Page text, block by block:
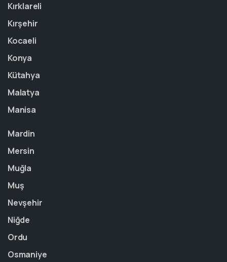
Kırklareli
Kırşehir
Kocaeli
Konya
Kütahya
Malatya
Manisa
Mardin
Mersin
Muğla
Muş
Nevşehir
Niğde
Ordu
Osmaniye